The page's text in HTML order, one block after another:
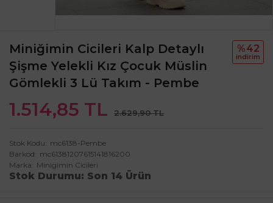
Miniğimin Cicileri Kalp Detaylı
Şişme Yelekli Kız Çocuk Müslin
Gömlekli 3 Lü Takım - Pembe
1.514,85 TL 2.629,90 TL
%42
i̇ndi̇ri̇m
Stok Kodu
mc6138-Pembe
Barkod
mc61381207615141816200
Marka
Minigimin Cicileri
Stok Durumu Son 14 Ürün